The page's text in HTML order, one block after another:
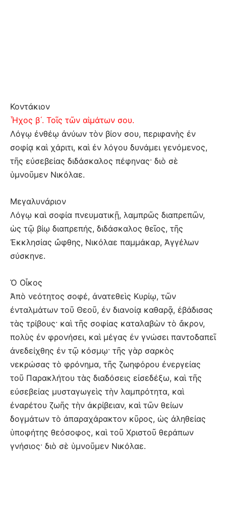
Κοντάκιον
Ἦχος β´. Τοῖς τῶν αἱμάτων σου.
Λόγῳ ἐνθέῳ ἀνύων τὸν βίον σου, περιφανὴς ἐν
σοφίᾳ καὶ χάριτι, καὶ ἐν λόγου δυνάμει γενόμενος,
τῆς εὐσεβείας διδάσκαλος πέφηνας· διὸ σὲ
ὑμνοῦμεν Νικόλαε.
Μεγαλυνάριον
Λόγῳ καὶ σοφία πνευματικῇ, λαμπρῶς διαπρεπῶν,
ὡς τῷ βίῳ διαπρεπής, διδάσκαλος θεῖος, τῆς
Ἐκκλησίας ὤφθης, Νικόλαε παμμάκαρ, Ἀγγέλων
σύσκηνε.
Ὁ Οἶκος
Ἀπὸ νεότητος σοφέ, ἀνατεθεὶς Κυρίῳ, τῶν
ἐνταλμάτων τοῦ Θεοῦ, ἐν διανοίᾳ καθαρᾷ, ἐβάδισας
τὰς τρίβους· καὶ τῆς σοφίας καταλαβὼν τὸ ἄκρον,
πολὺς ἐν φρονήσει, καὶ μέγας ἐν γνώσει παντοδαπεῖ
ἀνεδείχθης ἐν τῷ κόσμῳ· τῆς γὰρ σαρκὸς
νεκρώσας τὸ φρόνημα, τῆς ζωηφόρου ἐνεργείας
τοῦ Παρακλήτου τὰς διαδόσεις εἰσεδέξω, καὶ τῆς
εὐσεβείας μυσταγωγεὶς τὴν λαμπρότητα, καὶ
ἐναρέτου ζωῆς τὴν ἀκρίβειαν, καὶ τῶν θείων
δογμάτων τὸ ἀπαραχάρακτον κῦρος, ὡς ἀληθείας
ὑποφήτης θεόσοφος, καὶ τοῦ Χριστοῦ θεράπων
γνήσιος· διὸ σὲ ὑμνοῦμεν Νικόλαε.